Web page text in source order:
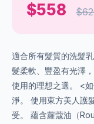
$558
適合所有髮質的洗髮
髮柔軟、豐盈有光澤
使用的理想之選。 <
淨。 使用東方美人護
受。 蘊含蘿蔻油（